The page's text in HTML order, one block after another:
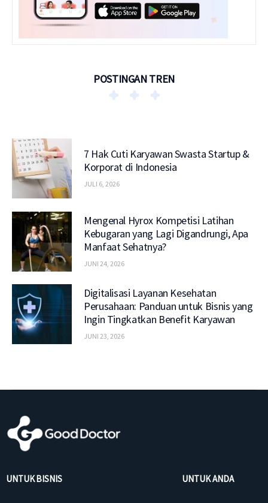
POSTINGAN TREN
7 Hak Cuti Karyawan Swasta Startup &
Korporat di Indonesia
JULI 6, 2026
Mengenal Hyrox Kompetisi Latihan
Kebugaran yang Lagi Digandrungi, Apa
Manfaat Sehatnya?
JUNI 24, 2026
Digitalisasi Layanan Kesehatan
Perusahaan: Panduan untuk Bisnis yang
Ingin Tingkatkan Benefit Karyawan
JUNI 23, 2026
UNTUK BISNIS UNTUK ANDA